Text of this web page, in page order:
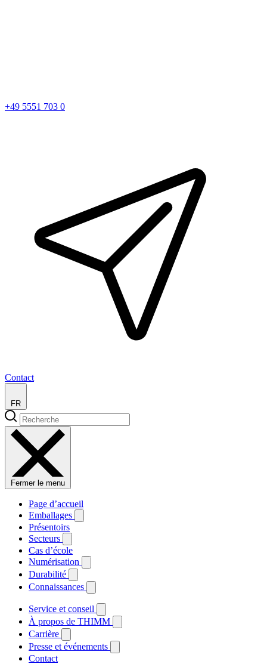
+49 5551 703 0
Contact
FR
Fermer le menu
Page d’accueil
Emballages
Présentoirs
Secteurs
Cas d’école
Numérisation
Durabilité
Connaissances
Service et conseil
À propos de THIMM
Carrière
Presse et événements
Contact